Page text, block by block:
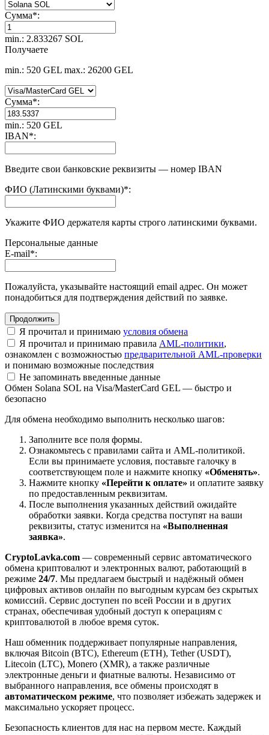
Сумма*:
min.: 2.833267 SOL
Получаете
min.: 520 GEL max.: 26200 GEL
Сумма*:
min.: 520 GEL
IBAN*:
Введите свои банковские реквизиты — номер IBAN
ФИО (Латинскими буквами)*:
Укажите ФИО держателя карты строго латинскими буквами.
Персональные данные
E-mail*:
Пожалуйста, указывайте настоящий email адрес. Он может
понадобиться для подтверждения действий по заявке.
Я прочитал и принимаю условия обмена
Я прочитал и принимаю правила AML-политики,
ознакомлен с возможностью предварительной AML-проверки
и понимаю возможные последствия
Не запоминать введенные данные
Обмен Solana SOL на Visa/MasterCard GEL — быстро и
безопасно
Для обмена необходимо выполнить несколько шагов:
Заполните все поля формы.
Ознакомьтесь с правилами сайта и AML-политикой.
Если вы принимаете условия, поставьте галочку в
соответствующем поле и нажмите кнопку «Обменять».
Нажмите кнопку «Перейти к оплате» и оплатите заявку
по предоставленным реквизитам.
После выполнения указанных действий ожидайте
обработки заявки. Когда средства поступят на ваши
реквизиты, статус изменится на «Выполненная
заявка».
CryptoLavka.com — современный сервис автоматического
обмена криптовалют и электронных валют, работающий в
режиме 24/7. Мы предлагаем быстрый и надёжный обмен
цифровых активов онлайн по выгодным курсам без скрытых
комиссий. Сервис доступен по всей России и в других
странах, обеспечивая удобный доступ к операциям с
криптовалютой в любое время суток.
Наш обменник поддерживает популярные направления,
включая Bitcoin (BTC), Ethereum (ETH), Tether (USDT),
Litecoin (LTC), Monero (XMR), а также различные
электронные деньги и фиатные валюты. Независимо от
выбранного направления, все обмены происходят в
автоматическом режиме, что позволяет избежать задержек и
максимально ускоряет процесс.
Безопасность клиентов для нас на первом месте. Каждый